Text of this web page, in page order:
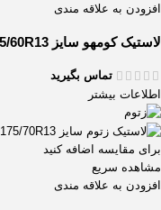
افزودن به علاقه مندی
لاستیک کومهو سایز 185/60R13 مدل SOLUS HS11
تماس بگیرید
اطلاعات بیشتر
برای مقایسه اضافه کنید
مشاهده سریع
افزودن به علاقه مندی